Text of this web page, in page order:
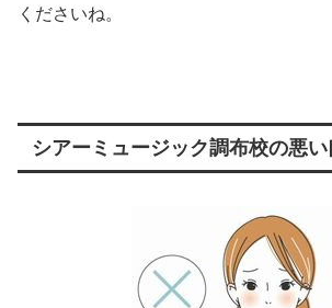
くださいね。
シアーミュージック調布校の悪い